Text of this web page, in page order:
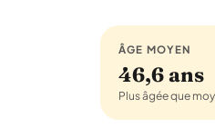
ÂGE MOYEN
46,6 ans
Plus âgée que